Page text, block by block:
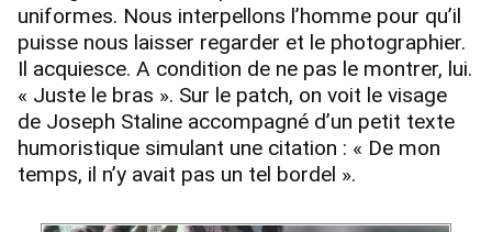
uniformes. Nous interpellons l’homme pour qu’il
puisse nous laisser regarder et le photographier.
Il acquiesce. A condition de ne pas le montrer, lui.
« Juste le bras ». Sur le patch, on voit le visage
de Joseph Staline accompagné d’un petit texte
humoristique simulant une citation : « De mon
temps, il n’y avait pas un tel bordel ».